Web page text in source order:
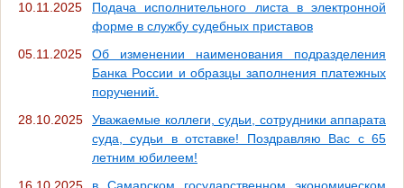
10.11.2025
Подача исполнительного листа в электронной
форме в службу судебных приставов
05.11.2025
Об изменении наименования подразделения
Банка России и образцы заполнения платежных
поручений.
28.10.2025
Уважаемые коллеги, судьи, сотрудники аппарата
суда, судьи в отставке! Поздравляю Вас с 65
летним юбилеем!